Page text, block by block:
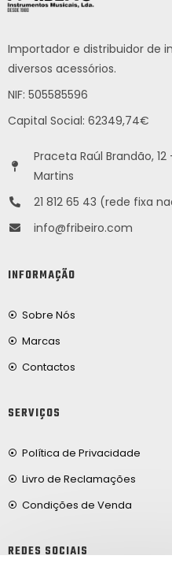
Importador e distribuidor de
diversos acessórios.
NIF: 505585596
Capital Social: 62349,74€
Praceta Raúl Brandão,
Martins
21 812 65 43 (rede fixa
info@fribeiro.com
INFORMAÇÃO
Sobre Nós
Marcas
Contactos
SERVIÇOS
Política de Privacidade
Livro de Reclamações
Condições de Venda
REDES SOCIAIS